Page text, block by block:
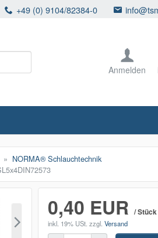
+49 (0) 9104/82384-0
Anmelden
NORMA® Schlauchtechnik
0,40 EUR / Stück
inkl. 19% USt. zzgl. Versand